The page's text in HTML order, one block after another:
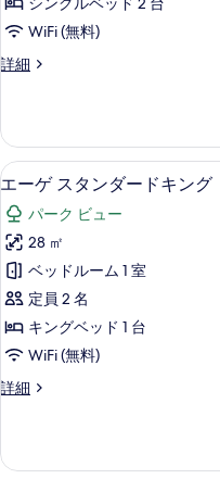
真
を
す
る
細
ダ
ド
イ
ン
の
す
べ
て
の
写
真
を
す
WiFi (無料)
詳細
エ
タ
ン
ダ
ー
ド
ツ
イ
ン
の
詳
細
エ
ー
ゲ
ス
タ
ン
ダ
ド
ン
8
エーゲ スタンダードキング
パーク ビュー
28 ㎡
ベッドルーム 1 室
定員 2 名
キングベッド 1 台
WiFi (無料)
詳細
エ
タ